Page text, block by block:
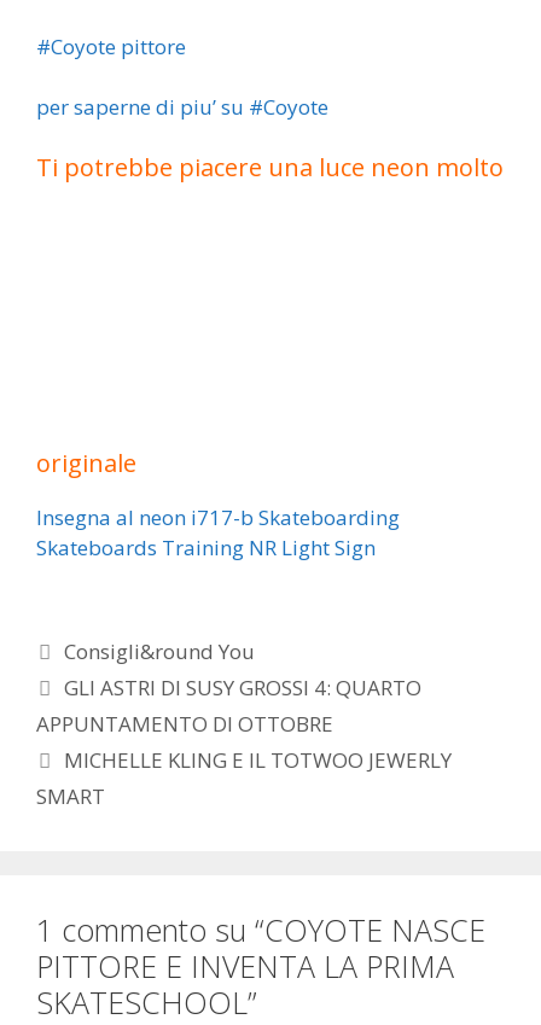
#Coyote pittore
per saperne di piu’ su #Coyote
Ti potrebbe piacere una luce neon molto
originale
Insegna al neon i717-b Skateboarding
Skateboards Training NR Light Sign
Categorie
Consigli&round You
GLI ASTRI DI SUSY GROSSI 4: QUARTO
APPUNTAMENTO DI OTTOBRE
MICHELLE KLING E IL TOTWOO JEWERLY
SMART
1 commento su “COYOTE NASCE
PITTORE E INVENTA LA PRIMA
SKATESCHOOL”